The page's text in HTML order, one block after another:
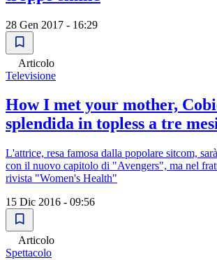
28 Gen 2017 - 16:29
Articolo
Televisione
How I met your mother,
splendida in topless a tre
L'attrice, resa famosa dalla popolare sitcom,
con il nuovo capitolo di "Avengers", ma nel
rivista "Women's Health"
15 Dic 2016 - 09:56
Articolo
Spettacolo